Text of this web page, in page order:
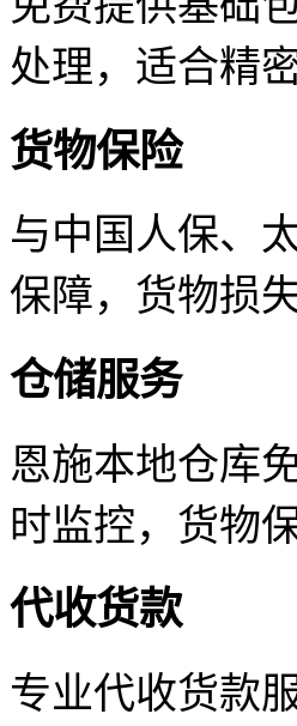
处理，适合精
货物保险
与中国人保、
保障，货物损
仓储服务
恩施本地仓库
时监控，货物
代收货款
专业代收货款